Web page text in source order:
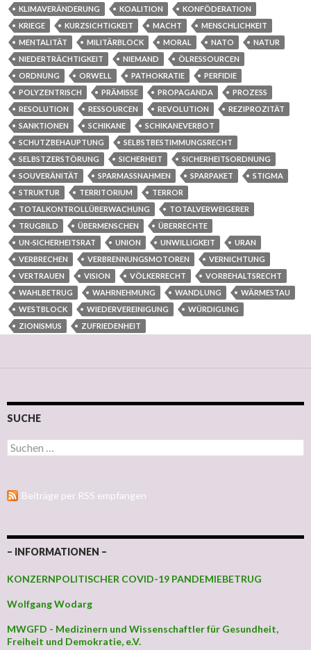
KLIMAVERÄNDERUNG
KOALITION
KONFÖDERATION
KRIEGE
KURZSICHTIGKEIT MACHT
MENSCHLICHKEIT
MENTALITÄT
MILITÄRBLOCK MORAL NATO
NATUR
NIEDERTRÄCHTIGKEIT
NIEMAND
ÖLRESSOURCEN
ORDNUNG
ORWELL PATHOKRATIE
PERFIDIE
POLYZENTRISCH
PRÄMISSE PROPAGANDA
PROZESS
RESOLUTION
RESSOURCEN REVOLUTION
REZIPROZITÄT
SANKTIONEN
SCHIKANE
SCHIKANEVERBOT
SCHUTZBEHAUPTUNG
SELBSTBESTIMMUNGSRECHT
SELBSTZERSTÖRUNG
SICHERHEIT
SICHERHEITSORDNUNG
SOUVERÄNITÄT
SPARMASSNAHMEN SPARPAKET
STIGMA
STRUKTUR
TERRITORIUM
TERROR
TOTALKONTROLLÜBERWACHUNG
TOTALVERWEIGERER
TRUGBILD
ÜBERMENSCHEN
ÜBERRECHTE
UN-SICHERHEITSRAT
UNION UNWILLIGKEIT
URAN
VERBRECHEN
VERBRENNUNGSMOTOREN
VERNICHTUNG
VERTRAUEN
VISION VÖLKERRECHT
VORBEHALTSRECHT
WAHLBETRUG
WAHRNEHMUNG WANDLUNG
WÄRMESTAU
WESTBLOCK
WIEDERVEREINIGUNG
WÜRDIGUNG
ZIONISMUS
ZUFRIEDENHEIT
SUCHE
Suchen nach:
Beiträge per RSS empfangen
– INFORMATIONEN –
KONZERNPOLITISCHER COVID-19 PANDEMIEBETRUG
Wolfgang Wodarg
MWGFD - Medizinern und Wissenschaftler für Gesundheit,
Freiheit und Demokratie, e.V.